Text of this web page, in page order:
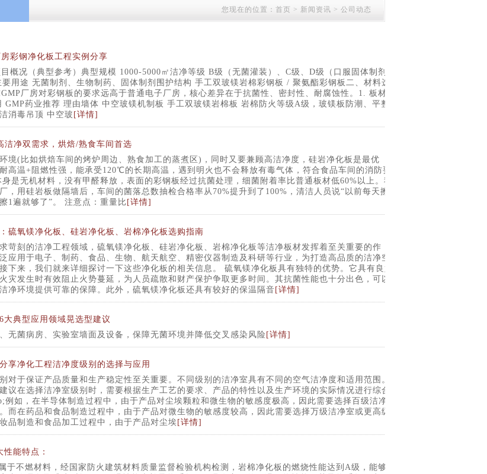
您现在的位置： 首页 > 新闻资讯 > 公司动态
彩钢净化板工程实例分享
概况（典型参考）典型规模 1000-5000㎡洁净等级 B级（无菌灌装）、C级、D级（口服固体制剂）
用途 无菌制剂、生物制药、固体制剂围护结构 手工双玻镁岩棉彩钢板 / 聚氨酯彩钢板二、材料选
厂房对彩钢板的要求远高于普通电子厂房，核心差异在于抗菌性、密封性、耐腐蚀性。1. 板材选
GMP药业推荐 理由墙体 中空玻镁机制板 手工双玻镁岩棉板 岩棉防火等级A级，玻镁板防潮、平整
消毒吊顶 中空玻 [详情]
洁净双需求，烘焙/熟食车间首选
境(比如烘焙车间的烤炉周边、熟食加工的蒸煮区)，同时又要兼顾高洁净度，硅岩净化板是最优
高温+阻燃性强，能承受120℃的长期高温，遇到明火也不会释放有毒气体，符合食品车间的消防要
是无机材料，没有甲醛释放，表面的彩钢板经过抗菌处理，细菌附着率比普通板材低60%以上。我
，用硅岩板做隔墙后，车间的菌落总数抽检合格率从70%提升到了100%，清洁人员说“以前每天擦3
1遍就够了”。 注意点：重量比 [详情]
硫氧镁净化板、硅岩净化板、岩棉净化板选购指南
苛刻的洁净工程领域，硫氧镁净化板、硅岩净化板、岩棉净化板等洁净板材发挥着至关重要的作
应用于电子、制药、食品、生物、航天航空、精密仪器制造及科研等行业，为打造高品质的洁净空
下来，我们就来详细探讨一下这些净化板的相关信息。 硫氧镁净化板具有独特的优势。它具有良好
灾发生时有效阻止火势蔓延，为人员疏散和财产保护争取更多时间。其抗菌性能也十分出色，可以
净环境提供可靠的保障。此外，硫氧镁净化板还具有较好的保温隔音 [详情]
大典型应用领域晃选型建议
无菌病房、实验室墙面及设备，保障无菌环境并降低交叉感染风险‌ [详情]
享净化工程洁净度级别的选择与应用
对于保证产品质量和生产稳定性至关重要。不同级别的洁净室具有不同的空气洁净度和适用范围。
议在选择洁净室级别时，需要根据生产工艺的要求、产品的特性以及生产环境的实际情况进行综合
例如，在半导体制造过程中，由于产品对尘埃颗粒和微生物的敏感度极高，因此需要选择百级洁净室
而在药品和食品制造过程中，由于产品对微生物的敏感度较高，因此需要选择万级洁净室或更高级
品制造和食品加工过程中，由于产品对尘埃 [详情]
能特点：
于不燃材料，经国家防火建筑材料质量监督检验机构检测，岩棉净化板的燃烧性能达到A级，能够有